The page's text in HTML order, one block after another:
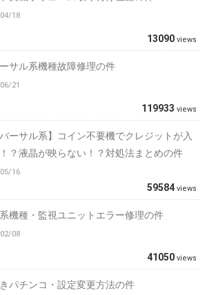
18
13090 views
サル系機種故障修理の件
21
119933 views
バーサル系】コイン不要機でクレジットが入
？液晶が映らない！？対処法まとめの件
16
59584 views
機種・監視ユニットエラー修理の件
08
41050 views
パチンコ・設定変更方法の件